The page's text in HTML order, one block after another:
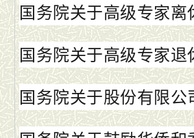
国务院关于高级专家
国务院关于高级专家
国务院关于股份有限